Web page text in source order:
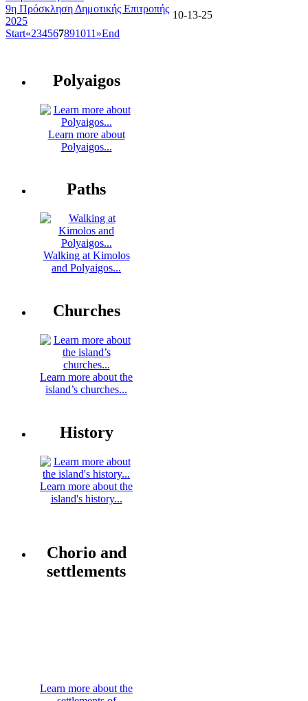
9η Πρόσκληση Δημοτικής Επιτροπής
2025
10-13-25
Start«234567891011 »End
Polyaigos
Learn more about
Polyaigos...
Paths
Walking at Kimolos
and Polyaigos...
Churches
Learn more about the
island’s churches...
History
Learn more about the
island's history...
Chorio and
settlements
Learn more about the